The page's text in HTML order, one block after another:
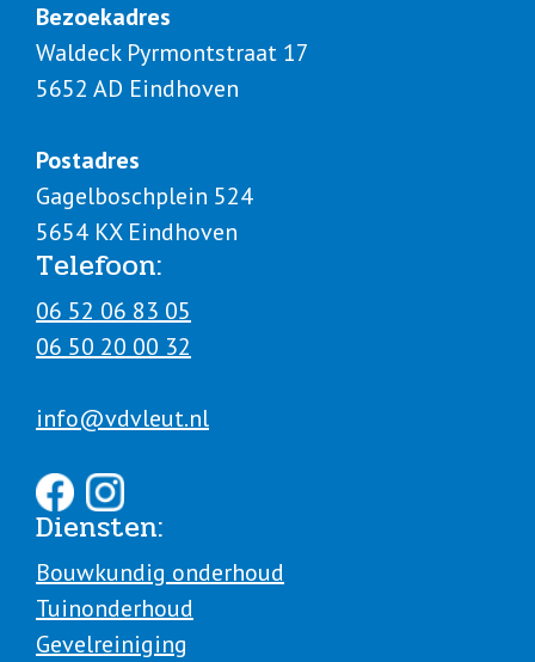
Bezoekadres
Waldeck Pyrmontstraat 17
5652 AD Eindhoven
Postadres
Gagelboschplein 524
5654 KX Eindhoven
Telefoon:
06 52 06 83 05
06 50 20 00 32
info@vdvleut.nl
Diensten:
Bouwkundig onderhoud
Tuinonderhoud
Gevelreiniging